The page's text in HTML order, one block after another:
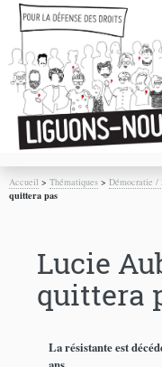
Accueil >Thématiques >Démocratie /
quittera pas
Lucie
quittera
La résistante est